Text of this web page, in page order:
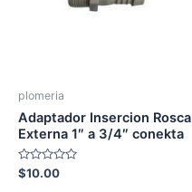
plomeria
Adaptador Insercion Rosca
Externa 1″ a 3/4″ conekta
Valorado
con
$10.00